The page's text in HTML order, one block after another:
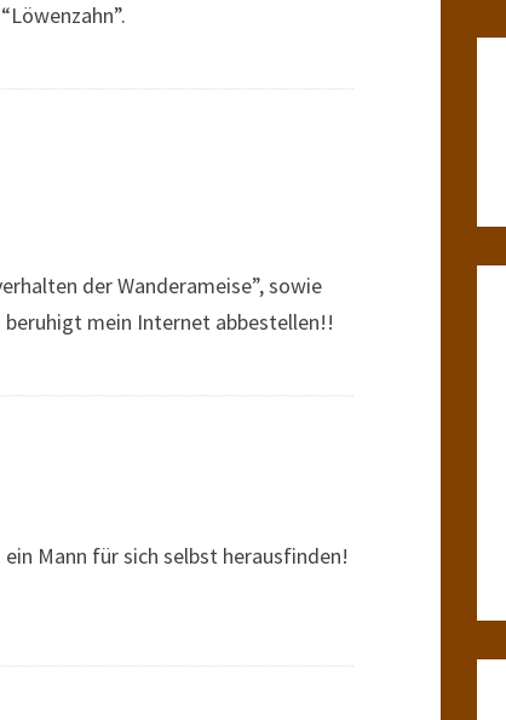
der Wanderameise”, sowie
beruhigt mein Internet abbestellen!!
Mann für sich selbst herausfinden!